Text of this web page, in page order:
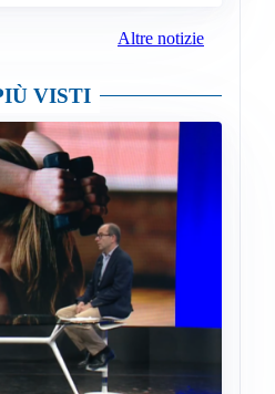
Altre notizie
VISTI